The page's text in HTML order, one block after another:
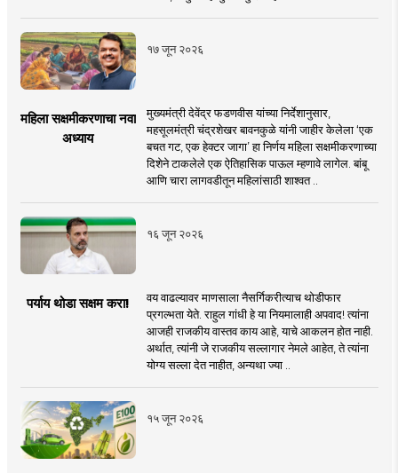
१७ जून २०२६
महिला सक्षमीकरणाचा नवा
अध्याय
मुख्यमंत्री देवेंद्र फडणवीस यांच्या निर्देशानुसार,
महसूलमंत्री चंद्रशेखर बावनकुळे यांनी जाहीर केलेला ‘एक
बचत गट, एक हेक्टर जागा’ हा निर्णय महिला सक्षमीकरणाच्या
दिशेने टाकलेले एक ऐतिहासिक पाऊल म्हणावे लागेल. बांबू
आणि चारा लागवडीतून महिलांसाठी शाश्वत ..
१६ जून २०२६
पर्याय थोडा सक्षम करा!
वय वाढल्यावर माणसाला नैसर्गिकरीत्याच थोडीफार
प्रगल्भता येते. राहुल गांधी हे या नियमालाही अपवाद! त्यांना
आजही राजकीय वास्तव काय आहे, याचे आकलन होत नाही.
अर्थात, त्यांनी जे राजकीय सल्लागार नेमले आहेत, ते त्यांना
योग्य सल्ला देत नाहीत, अन्यथा ज्या ..
१५ जून २०२६